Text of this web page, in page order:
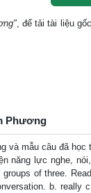
, để tải tài liệu
Phương
và mẫu câu đã học
năng lực nghe,
of three.
b. really